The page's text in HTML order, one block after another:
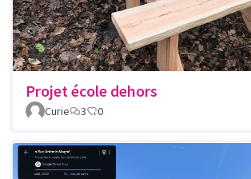
Projet école dehors
Curie
3 0